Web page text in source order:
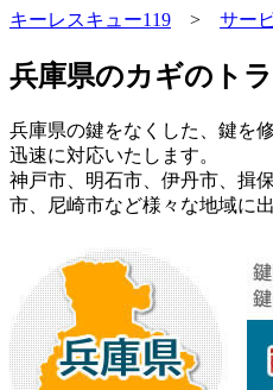
キーレスキュー119 > サー
兵庫県のカギのト
兵庫県の鍵をなくした、鍵を
迅速に対応いたします。
神戸市、明石市、伊丹市、揖
市、尼崎市など様々な地域に